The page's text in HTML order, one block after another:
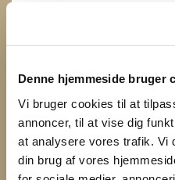
Denne hjemmeside bruger
Vi bruger cookies til at
annoncer, til at vise dig
at analysere vores trafik. Vi
din brug af vores